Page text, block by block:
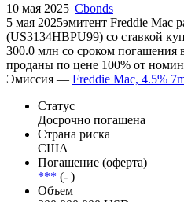
10 мая 2025 Cbonds
5 мая 2025эмитент Freddie Mac
(US3134HBPU99) cо ставкой
300.0 млн со сроком погашения
проданы по цене 100% от
Эмиссия — Freddie Mac, 4.5%
Статус
Досрочно погашена
Страна риска
США
Погашение (оферта)
*** (- )
Объем